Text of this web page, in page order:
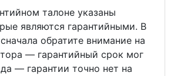
талоне указаны
являются гарантийными. В
обратите внимание на
— гарантийный срок мог
— гарантии точно нет на